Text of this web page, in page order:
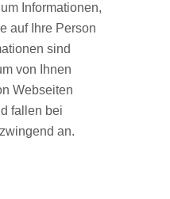
Informationen,
auf Ihre Person
sind
von Ihnen
Webseiten
fallen bei
an.